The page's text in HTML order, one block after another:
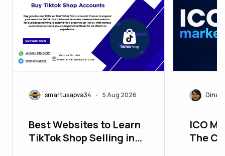
smartusapva34 • 5 Aug 2026
Best Websites to Learn
TikTok Shop Selling in
ICO
The